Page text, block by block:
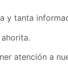
y tanta
atención a